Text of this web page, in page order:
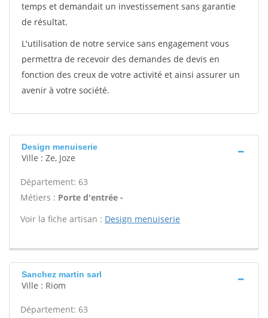
temps et demandait un investissement sans garantie
de résultat.
L'utilisation de notre service sans engagement vous
permettra de recevoir des demandes de devis en
fonction des creux de votre activité et ainsi assurer un
avenir à votre société.
Design menuiserie
Ville : Ze, Joze
Département: 63
Métiers : Porte d'entrée -
Voir la fiche artisan : Design menuiserie
Sanchez martin sarl
Ville : Riom
Département: 63